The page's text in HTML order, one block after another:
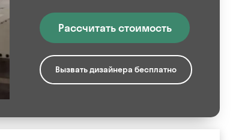
Рассчитать стоимость
Вызвать дизайнера бесплатно